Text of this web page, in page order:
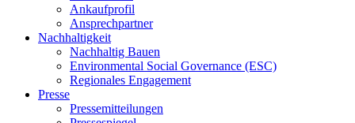
Ankaufprofil
Ansprechpartner
Nachhaltigkeit
Nachhaltig Bauen
Environmental Social Governance (ESC)
Regionales Engagement
Presse
Pressemitteilungen